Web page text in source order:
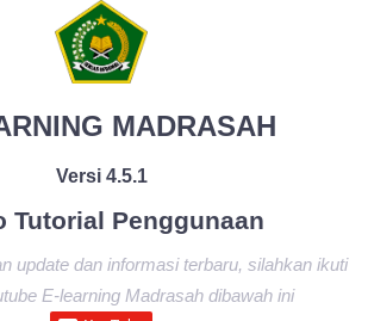
MADRASAH
Versi 4.5.1
Tutorial Penggunaan
update dan informasi terbaru, silahkan ikuti
E-learning Madrasah dibawah ini